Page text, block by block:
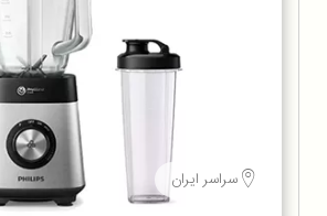
سراسر ایران